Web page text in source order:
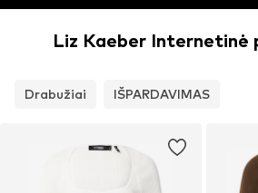
Liz Kaeber Internetinė
Drabužiai IŠPARDAVIMAS